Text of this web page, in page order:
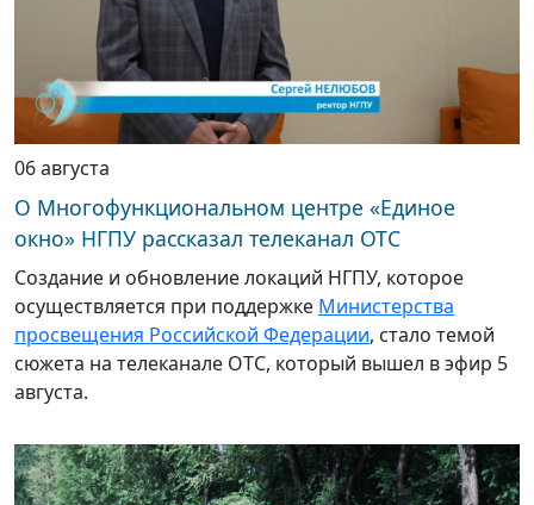
06 августа
О Многофункциональном центре «Единое
окно» НГПУ рассказал телеканал ОТС
Создание и обновление локаций НГПУ, которое
осуществляется при поддержке Министерства
просвещения Российской Федерации, стало темой
сюжета на телеканале ОТС, который вышел в эфир 5
августа.